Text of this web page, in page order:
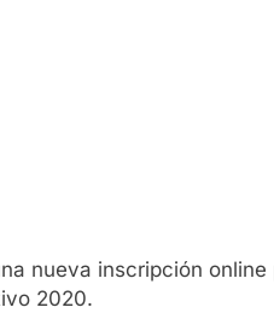
nueva inscripción
2020.